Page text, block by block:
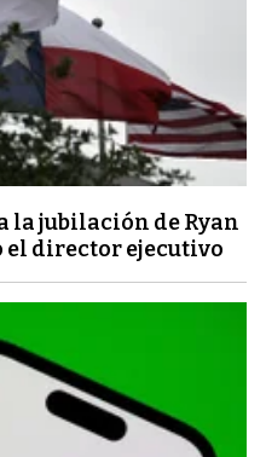
jubilación de Ryan
el director ejecutivo